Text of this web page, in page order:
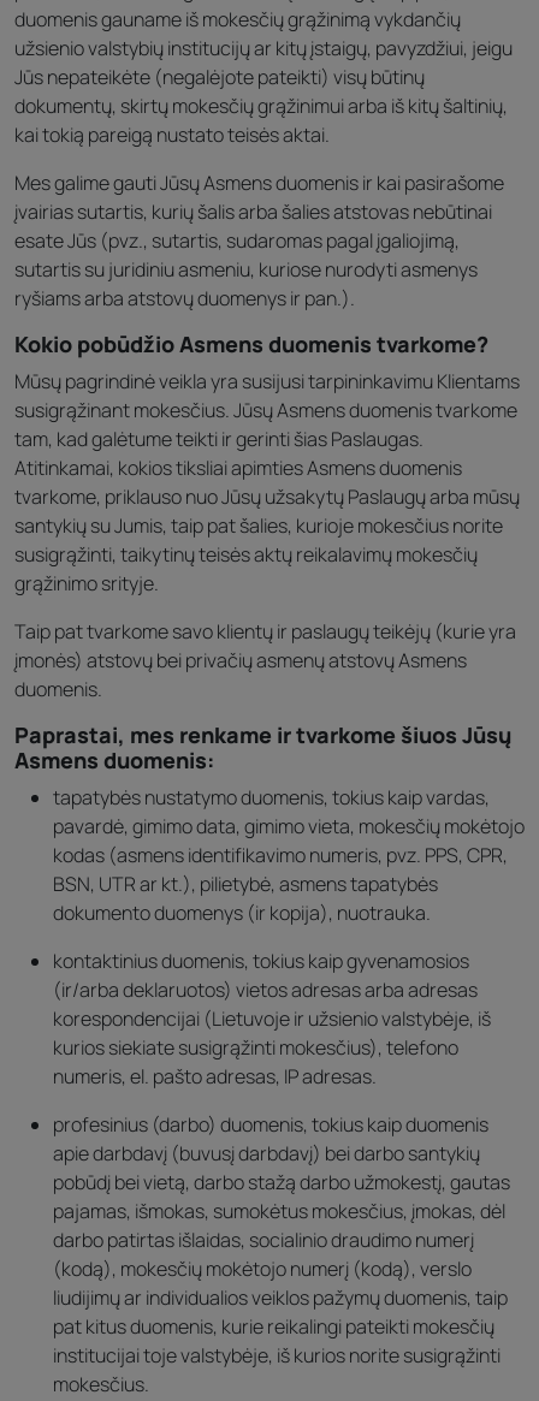
duomenis gauname iš mokesčių grąžinimą vykdančių
užsienio valstybių institucijų ar kitų įstaigų, pavyzdžiui, jeigu
Jūs nepateikėte (negalėjote pateikti) visų būtinų
dokumentų, skirtų mokesčių grąžinimui arba iš kitų šaltinių,
kai tokią pareigą nustato teisės aktai.
Mes galime gauti Jūsų Asmens duomenis ir kai pasirašome
įvairias sutartis, kurių šalis arba šalies atstovas nebūtinai
esate Jūs (pvz., sutartis, sudaromas pagal įgaliojimą,
sutartis su juridiniu asmeniu, kuriose nurodyti asmenys
ryšiams arba atstovų duomenys ir pan.).
Kokio pobūdžio Asmens duomenis tvarkome?
Mūsų pagrindinė veikla yra susijusi tarpininkavimu Klientams
susigrąžinant mokesčius. Jūsų Asmens duomenis tvarkome
tam, kad galėtume teikti ir gerinti šias Paslaugas.
Atitinkamai, kokios tiksliai apimties Asmens duomenis
tvarkome, priklauso nuo Jūsų užsakytų Paslaugų arba mūsų
santykių su Jumis, taip pat šalies, kurioje mokesčius norite
susigrąžinti, taikytinų teisės aktų reikalavimų mokesčių
grąžinimo srityje.
Taip pat tvarkome savo klientų ir paslaugų teikėjų (kurie yra
įmonės) atstovų bei privačių asmenų atstovų Asmens
duomenis.
Paprastai, mes renkame ir tvarkome šiuos Jūsų
Asmens duomenis:
tapatybės nustatymo duomenis, tokius kaip vardas,
pavardė, gimimo data, gimimo vieta, mokesčių mokėtojo
kodas (asmens identifikavimo numeris, pvz. PPS, CPR,
BSN, UTR ar kt.), pilietybė, asmens tapatybės
dokumento duomenys (ir kopija), nuotrauka.
kontaktinius duomenis, tokius kaip gyvenamosios
(ir/arba deklaruotos) vietos adresas arba adresas
korespondencijai (Lietuvoje ir užsienio valstybėje, iš
kurios siekiate susigrąžinti mokesčius), telefono
numeris, el. pašto adresas, IP adresas.
profesinius (darbo) duomenis, tokius kaip duomenis
apie darbdavį (buvusį darbdavį) bei darbo santykių
pobūdį bei vietą, darbo stažą darbo užmokestį, gautas
pajamas, išmokas, sumokėtus mokesčius, įmokas, dėl
darbo patirtas išlaidas, socialinio draudimo numerį
(kodą), mokesčių mokėtojo numerį (kodą), verslo
liudijimų ar individualios veiklos pažymų duomenis, taip
pat kitus duomenis, kurie reikalingi pateikti mokesčių
institucijai toje valstybėje, iš kurios norite susigrąžinti
mokesčius.